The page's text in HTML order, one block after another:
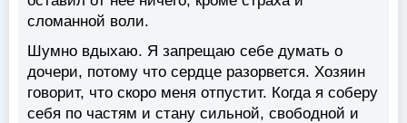
сломанной воли.
Шумно вдыхаю. Я запрещаю себе думать о
дочери, потому что сердце разорвется. Хозяин
говорит, что скоро меня отпустит. Когда я соберу
себя по частям и стану сильной, свободной и